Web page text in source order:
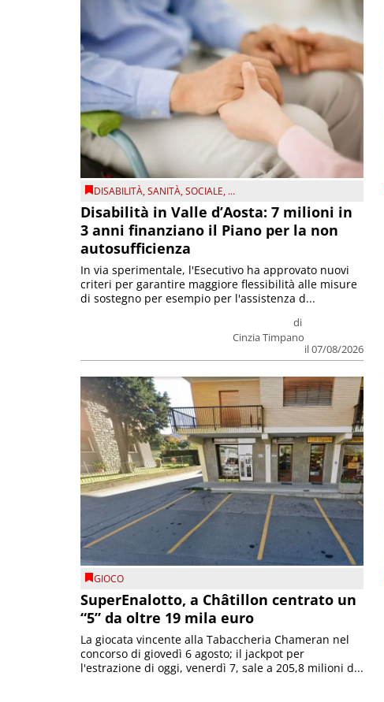
DISABILITÀ,SANITÀ,SOCIALE, ...
Disabilità in Valle d’Aosta: 7 milioni in
3 anni finanziano il Piano per la non
autosufficienza
di
Cinzia Timpano
il 07/08/2026
In via sperimentale, l'Esecutivo ha approvato nuovi
criteri per garantire maggiore flessibilità alle misure
di sostegno per esempio per l'assistenza d...
GIOCO
SuperEnalotto, a Châtillon centrato un
“5” da oltre 19 mila euro
La giocata vincente alla Tabaccheria Chameran nel
concorso di giovedì 6 agosto; il jackpot per
l'estrazione di oggi, venerdì 7, sale a 205,8 milioni d...